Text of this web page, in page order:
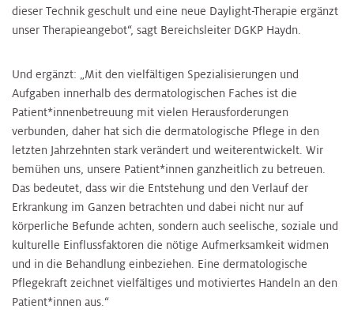
dieser Technik geschult und eine neue Daylight-Therapie ergänzt
unser Therapieangebot“, sagt Bereichsleiter DGKP Haydn.
Und ergänzt: „Mit den vielfältigen Spezialisierungen und
Aufgaben innerhalb des dermatologischen Faches ist die
Patient*innenbetreuung mit vielen Herausforderungen
verbunden, daher hat sich die dermatologische Pflege in den
letzten Jahrzehnten stark verändert und weiterentwickelt. Wir
bemühen uns, unsere Patient*innen ganzheitlich zu betreuen.
Das bedeutet, dass wir die Entstehung und den Verlauf der
Erkrankung im Ganzen betrachten und dabei nicht nur auf
körperliche Befunde achten, sondern auch seelische, soziale und
kulturelle Einflussfaktoren die nötige Aufmerksamkeit widmen
und in die Behandlung einbeziehen. Eine dermatologische
Pflegekraft zeichnet vielfältiges und motiviertes Handeln an den
Patient*innen aus.“